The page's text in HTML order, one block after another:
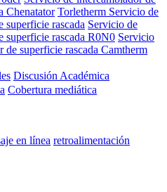
Chenatator Torletherm Servicio de
superficie rascada Servicio de
superficie rascada R0N0 Servicio
de superficie rascada Camtherm
Discusión Académica
Cobertura mediática
en línea retroalimentación